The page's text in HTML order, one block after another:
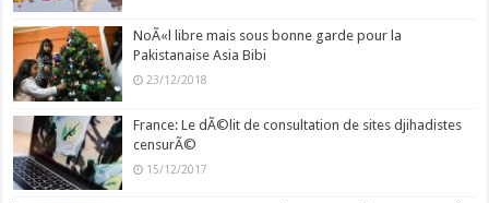
NoÃ«l libre mais sous bonne garde pour la
Pakistanaise Asia Bibi
23/12/2018
France: Le dÃ©lit de consultation de sites djihadistes
censurÃ©
15/12/2017